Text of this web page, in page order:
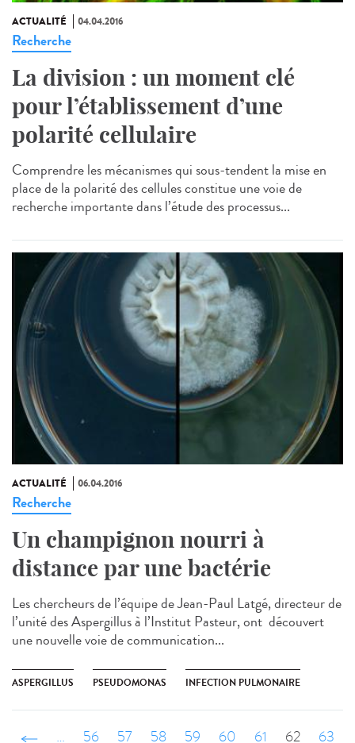
ACTUALITÉ 04.04.2016
Recherche
La division : un moment clé
pour l’établissement d’une
polarité cellulaire
Comprendre les mécanismes qui sous-tendent la mise en
place de la polarité des cellules constitue une voie de
recherche importante dans l’étude des processus...
ACTUALITÉ 06.04.2016
Recherche
Un champignon nourri à
distance par une bactérie
Les chercheurs de l’équipe de Jean-Paul Latgé, directeur de
l’unité des Aspergillus à l’Institut Pasteur, ont découvert
une nouvelle voie de communication...
ASPERGILLUS PSEUDOMONAS INFECTION PULMONAIRE
‹ précédent
… 56 57 58 59 60 61 62 63